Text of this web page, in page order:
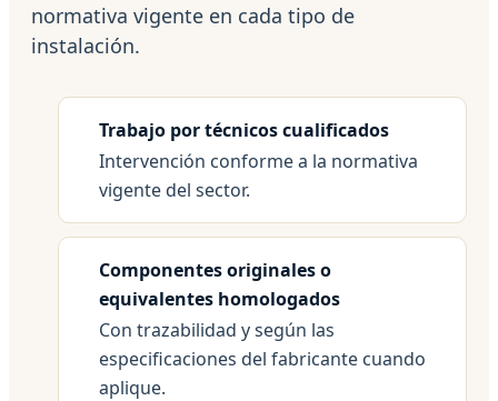
normativa vigente en cada tipo de
instalación.
Trabajo por técnicos cualificados
Intervención conforme a la normativa
vigente del sector.
Componentes originales o
equivalentes homologados
Con trazabilidad y según las
especificaciones del fabricante cuando
aplique.